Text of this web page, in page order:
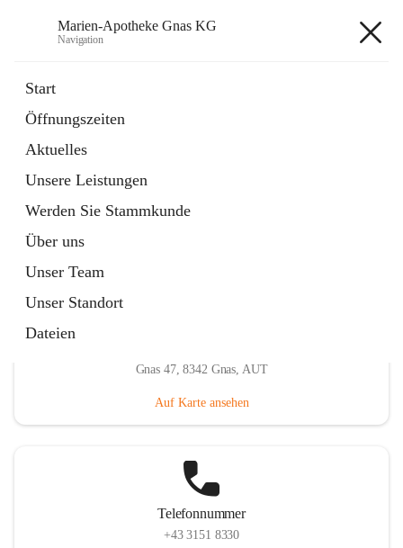
Marien-Apotheke Gnas KG
Navigation
Start
Öffnungszeiten
Aktuelles
Unsere Leistungen
Werden Sie Stammkunde
Über uns
Unser Team
Unser Standort
Dateien
Externe Webseite
in
Tab
Ärztliche Bereitschaftsdienste
Externe Webseite
öffnet
in
neuem
Tab
Gnas 47, 8342 Gnas, AUT
Auf Karte ansehen
Telefonnummer
+43 3151 8330